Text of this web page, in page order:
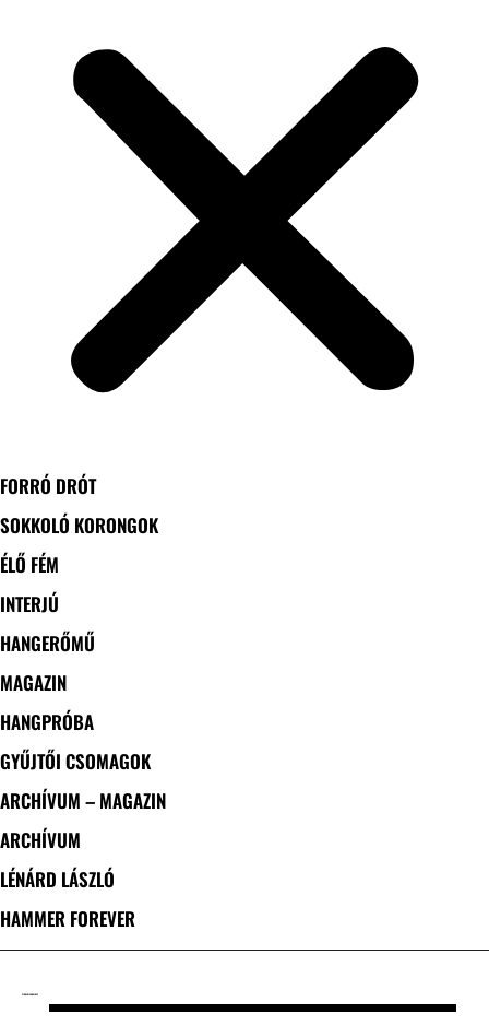
FORRÓ DRÓT
SOKKOLÓ KORONGOK
ÉLŐ FÉM
INTERJÚ
HANGERŐMŰ
MAGAZIN
HANGPRÓBA
GYŰJTŐI CSOMAGOK
ARCHÍVUM – MAGAZIN
ARCHÍVUM
LÉNÁRD LÁSZLÓ
HAMMER FOREVER